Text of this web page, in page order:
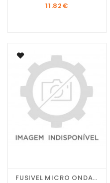
11.82€
FUSIVEL MICRO ONDAS...